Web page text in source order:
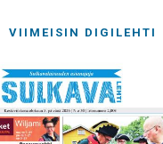
VIIMEISIN DIGILEHTI